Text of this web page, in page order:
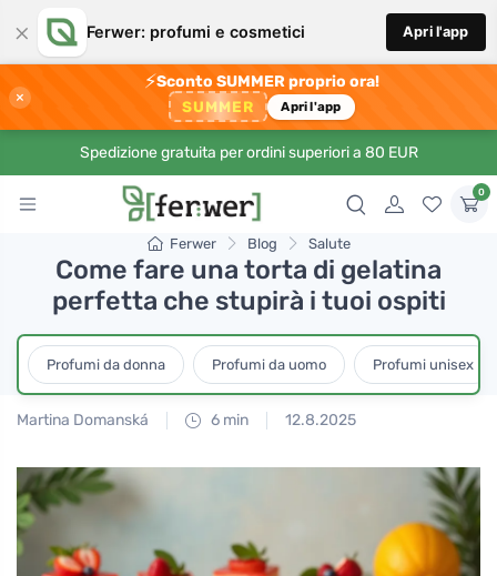
× Ferwer: profumi e cosmetici Apri l'app
×
⚡Sconto SUMMER proprio ora!
SUMMER Apri l'app
Spedizione gratuita per ordini superiori a 80 EUR
0
Ferwer Blog Salute
Come fare una torta di gelatina
perfetta che stupirà i tuoi ospiti
Profumi da donna Profumi da uomo Profumi unisex
Martina Domanská 6 min 12.8.2025